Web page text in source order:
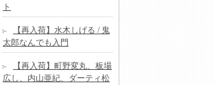
ト
【再入荷】水木しげる / 鬼
太郎なんでも入門
【再入荷】町野変丸、板場
広し、内山亜紀、ダーティ松